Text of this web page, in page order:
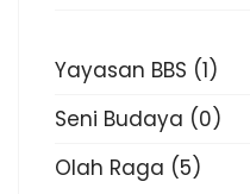
Yayasan BBS (1)
Seni Budaya (0)
Olah Raga (5)